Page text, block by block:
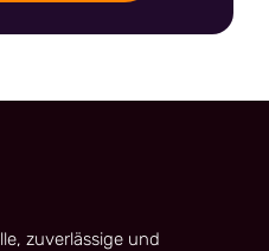
zuverlässige und